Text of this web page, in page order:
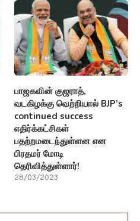
பாஜகவின் குஜராத்,
வடகிழக்கு வெற்றியால் BJP’s
continued success
எதிர்க்கட்சிகள்
பதற்றமடைந்துள்ளன என
பிரதமர் மோடி
தெரிவித்துள்ளார்!
28/03/2023